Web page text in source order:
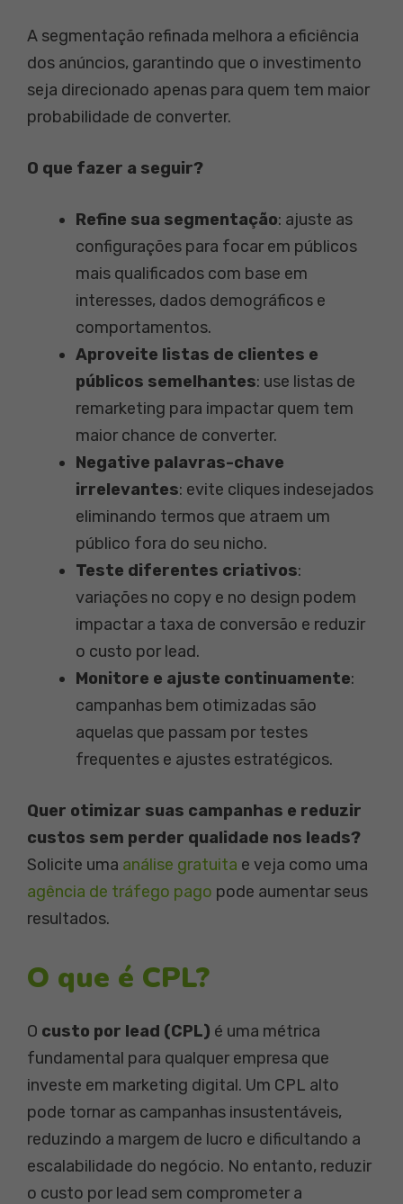
A segmentação refinada melhora a eficiência
dos anúncios, garantindo que o investimento
seja direcionado apenas para quem tem maior
probabilidade de converter.
O que fazer a seguir?
Refine sua segmentação: ajuste as
configurações para focar em públicos
mais qualificados com base em
interesses, dados demográficos e
comportamentos.
Aproveite listas de clientes e
públicos semelhantes: use listas de
remarketing para impactar quem tem
maior chance de converter.
Negative palavras-chave
irrelevantes: evite cliques indesejados
eliminando termos que atraem um
público fora do seu nicho.
Teste diferentes criativos:
variações no copy e no design podem
impactar a taxa de conversão e reduzir
o custo por lead.
Monitore e ajuste continuamente:
campanhas bem otimizadas são
aquelas que passam por testes
frequentes e ajustes estratégicos.
Quer otimizar suas campanhas e reduzir
custos sem perder qualidade nos leads?
Solicite uma análise gratuita e veja como uma
agência de tráfego pago pode aumentar seus
resultados.
O que é CPL?
O custo por lead (CPL) é uma métrica
fundamental para qualquer empresa que
investe em marketing digital. Um CPL alto
pode tornar as campanhas insustentáveis,
reduzindo a margem de lucro e dificultando a
escalabilidade do negócio. No entanto, reduzir
o custo por lead sem comprometer a